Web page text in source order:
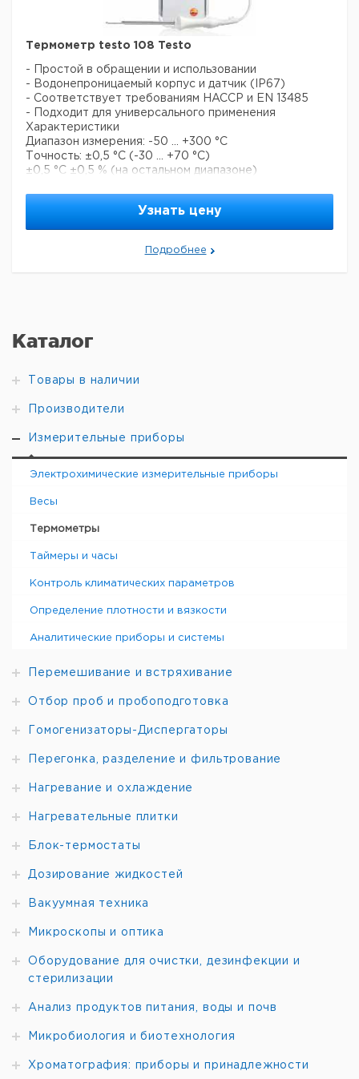
Каталог
Товары в наличии
Производители
Измерительные приборы
Электрохимические измерительные приборы
Весы
Термометры
Таймеры и часы
Контроль климатических параметров
Определение плотности и вязкости
Аналитические приборы и системы
Перемешивание и встряхивание
Отбор проб и пробоподготовка
Гомогенизаторы-Диспергаторы
Перегонка, разделение и фильтрование
Нагревание и охлаждение
Нагревательные плитки
Блок-термостаты
Дозирование жидкостей
Вакуумная техника
Микроскопы и оптика
Оборудование для очистки, дезинфекции и
стерилизации
Анализ продуктов питания, воды и почв
Микробиология и биотехнология
Хроматография: приборы и принадлежности
Термометр testo 108 Testo
- Простой в обращении и использовании
- Водонепроницаемый корпус и датчик (IP67)
- Соответствует требованиям HACCP и EN 13485
- Подходит для универсального применения
Характеристики
Диапазон измерения: -50 ... +300 °C
Точность: ±0,5 °C (-30 ... +70 °C)
±0,5 °C ±0,5 % (на остальном диапазоне)
Питание: 3 х ААА
Кол-
номер
Цена с
НДС,
Цена с
Узнать цену
Подробнее